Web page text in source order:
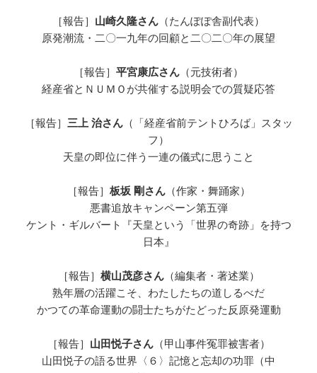
［報告］ 山崎久隆さん （たんぽぽ舎副代表）
原発潮流・二〇一九年の回顧と二〇二〇年の展望
［報告］ 平宮康広さん （元技術者）
経産省とＮＵＭＯが共催する説明会での質疑応答
［報告］ 三上 治さん（「経産省前テントひろば」スタッ
フ）
天皇の即位に伴う一連の儀式に思うこと
［報告］ 板坂 剛さん（作家・舞踊家）
悪書追放キャンペーン第五弾
ケント・ギルバート『天皇という「世界の奇跡」を持つ
日本』
［報告］ 横山茂彦さん（編集者・著述業）
熟年層の活躍こそ、わたしたちの道しるべだ
かつての革命運動の闘士たちがたどった反原発運動
［報告］ 山田悦子さん（甲山事件冤罪被害者）
山田悦子の語る世界〈６〉記憶と忘却の功罪（中